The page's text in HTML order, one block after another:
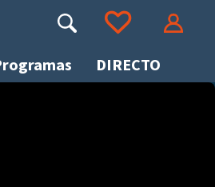
DIRECTO
Buscar Ir a tus favoritos